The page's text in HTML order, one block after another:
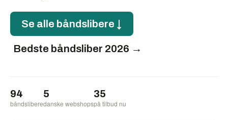
Se alle båndslibere ↓
Bedste båndsliber 2026 →
94
båndslibere
5
danske webshops
35
på tilbud nu